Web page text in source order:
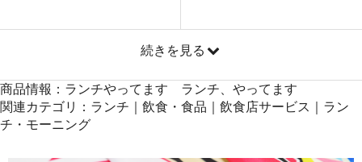
続きを見る
商品情報：ランチやってます ランチ、やってます
関連カテゴリ：ランチ｜飲食・食品｜飲食店サービス｜ラン
チ・モーニング